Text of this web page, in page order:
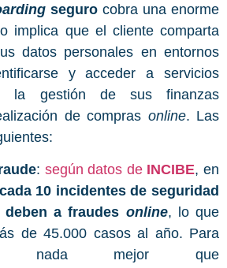
seguro cobra una enorme
implica que el cliente comparta
datos personales en entornos
y acceder a servicios
la gestión de sus finanzas
de compras online. Las
: según datos de INCIBE, en
10 incidentes de seguridad
a fraudes online, lo que
de 45.000 casos al año. Para
nada mejor que